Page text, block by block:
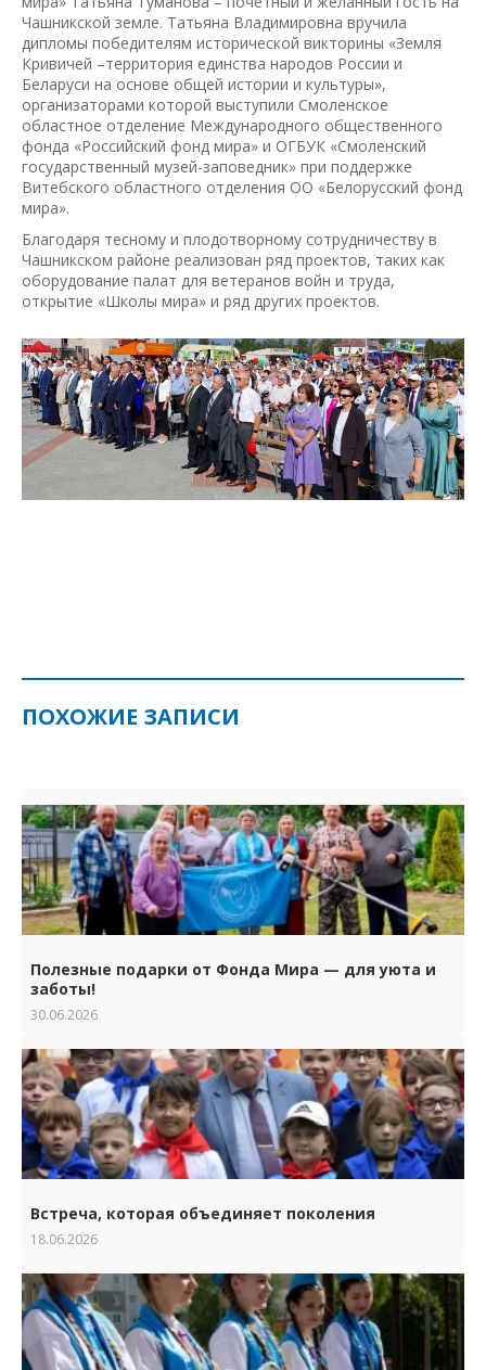
Чашникской земле. Татьяна Владимировна вручила
дипломы победителям исторической викторины «Земля
Кривичей –территория единства народов России и
Беларуси на основе общей истории и культуры»,
организаторами которой выступили Смоленское
областное отделение Международного общественного
фонда «Российский фонд мира» и ОГБУК «Смоленский
государственный музей-заповедник» при поддержке
Витебского областного отделения ОО «Белорусский фонд
мира».
Благодаря тесному и плодотворному сотрудничеству в
Чашникском районе реализован ряд проектов, таких как
оборудование палат для ветеранов войн и труда,
открытие «Школы мира» и ряд других проектов.
ПОХОЖИЕ ЗАПИСИ
Полезные подарки от Фонда Мира — для уюта и
заботы!
30.06.2026
Встреча, которая объединяет поколения
18.06.2026